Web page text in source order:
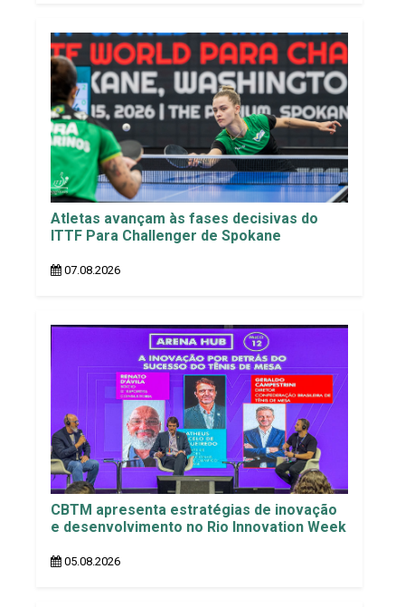
Atletas avançam às fases decisivas do
ITTF Para Challenger de Spokane
07.08.2026
CBTM apresenta estratégias de inovação
e desenvolvimento no Rio Innovation Week
05.08.2026